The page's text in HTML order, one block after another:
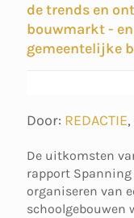
de trends en
bouwmarkt -
gemeentelijke
Door: REDACTIE,
De uitkomsten
rapport
organiseren van
schoolgebouwen